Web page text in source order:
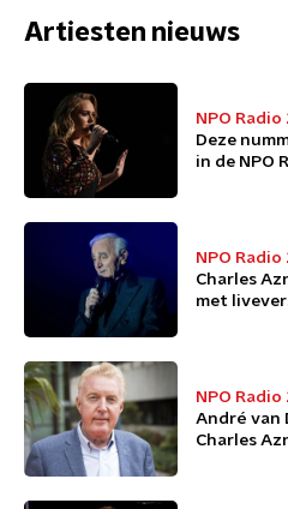
Artiesten nieuws
NPO
Deze
in de NPO
NPO
Charles
met
NPO
André van
Charles